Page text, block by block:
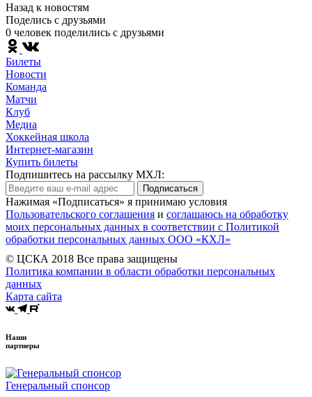
Назад к новостям
Поделись c друзьями
0 человек поделились c друзьями
Билеты
Новости
Команда
Матчи
Клуб
Медиа
Хоккейная школа
Интернет-магазин
Купить билеты
Подпишитесь на рассылку МХЛ:
Подписаться
Нажимая «Подписаться» я принимаю условия
Пользовательского соглашения и соглашаюсь на обработку
моих персональных данных в соответствии с Политикой
обработки персональных данных ООО «КХЛ»
© ЦСКА 2018 Все права защищены
Политика компании в области обработки персональных
данных
Карта сайта
Наши
партнеры
Генеральный спонсор